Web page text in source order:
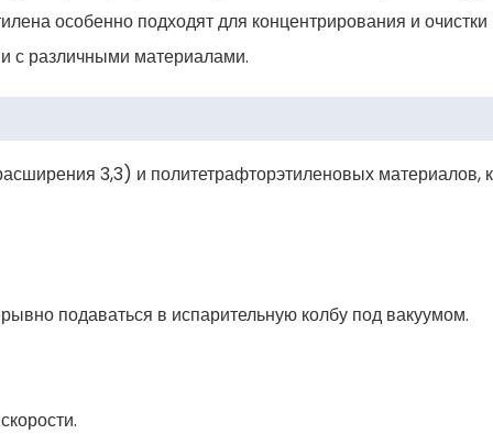
особенно подходят для концентрирования и очистки
с различными материалами.
3,3) и политетрафторэтиленовых материалов,
подаваться в испарительную колбу под вакуумом.